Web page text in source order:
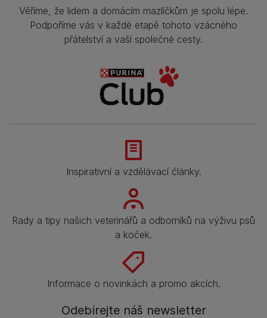
Věříme, že lidem a domácím mazlíčkům je spolu lépe.
Podpoříme vás v každé etapě tohoto vzácného
přátelství a vaší společné cesty.
Inspirativní a vzdělávací články.
Rady a tipy našich veterinářů a odborníků na výživu psů
a koček.
Informace o novinkách a promo akcích.
Odebírejte náš newsletter